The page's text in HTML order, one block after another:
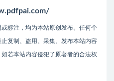
标注，均为本站原创发布。任何个
复制、盗用、采集、发布本站内容
若本站内容侵犯了原著者的合法权